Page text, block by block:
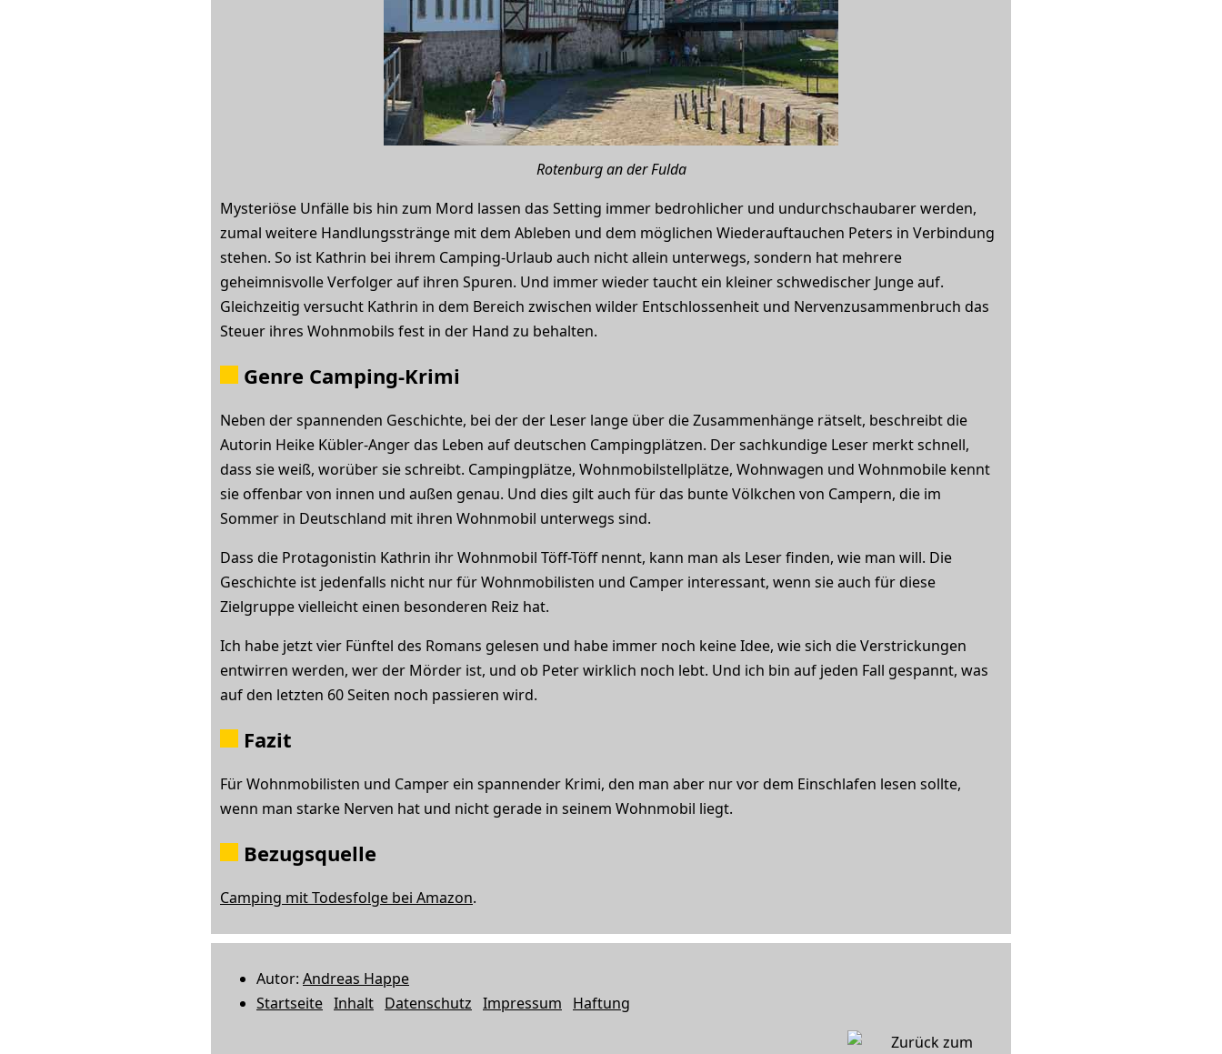
Rotenburg an der Fulda
Mysteriöse Unfälle bis hin zum Mord lassen das Setting immer bedrohlicher und undurchschaubarer werden,
zumal weitere Handlungsstränge mit dem Ableben und dem möglichen Wiederauftauchen Peters in Verbindung
stehen. So ist Kathrin bei ihrem Camping-Urlaub auch nicht allein unterwegs, sondern hat mehrere
geheimnisvolle Verfolger auf ihren Spuren. Und immer wieder taucht ein kleiner schwedischer Junge auf.
Gleichzeitig versucht Kathrin in dem Bereich zwischen wilder Entschlossenheit und Nervenzusammenbruch das
Steuer ihres Wohnmobils fest in der Hand zu behalten.
Genre Camping-Krimi
Neben der spannenden Geschichte, bei der der Leser lange über die Zusammenhänge rätselt, beschreibt die
Autorin Heike Kübler-Anger das Leben auf deutschen Campingplätzen. Der sachkundige Leser merkt schnell,
dass sie weiß, worüber sie schreibt. Campingplätze, Wohnmobilstellplätze, Wohnwagen und Wohnmobile kennt
sie offenbar von innen und außen genau. Und dies gilt auch für das bunte Völkchen von Campern, die im
Sommer in Deutschland mit ihren Wohnmobil unterwegs sind.
Dass die Protagonistin Kathrin ihr Wohnmobil Töff-Töff nennt, kann man als Leser finden, wie man will. Die
Geschichte ist jedenfalls nicht nur für Wohnmobilisten und Camper interessant, wenn sie auch für diese
Zielgruppe vielleicht einen besonderen Reiz hat.
Ich habe jetzt vier Fünftel des Romans gelesen und habe immer noch keine Idee, wie sich die Verstrickungen
entwirren werden, wer der Mörder ist, und ob Peter wirklich noch lebt. Und ich bin auf jeden Fall gespannt, was
auf den letzten 60 Seiten noch passieren wird.
Fazit
Für Wohnmobilisten und Camper ein spannender Krimi, den man aber nur vor dem Einschlafen lesen sollte,
wenn man starke Nerven hat und nicht gerade in seinem Wohnmobil liegt.
Bezugsquelle
Camping mit Todesfolge bei Amazon.
Autor: Andreas Happe
Startseite Inhalt Datenschutz Impressum Haftung